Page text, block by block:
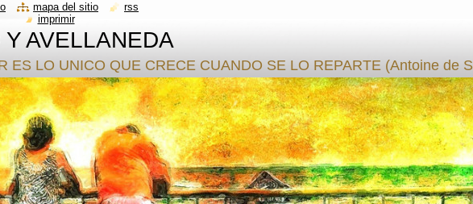
Y AVELLANEDA
ES LO UNICO QUE CRECE CUANDO SE LO REPARTE (Antoine de
mapa del sitio
rss
imprimir